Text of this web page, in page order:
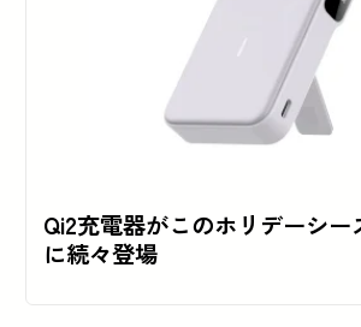
Qi2充電器がこのホリデーシー
に続々登場